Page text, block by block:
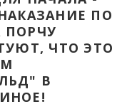
ПО
ПОРЧУ
ЧТО ЭТО
В